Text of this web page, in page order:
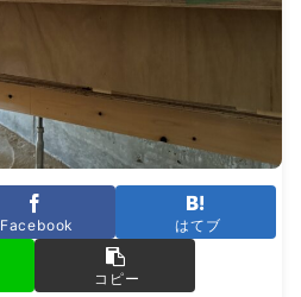
Facebook はてブ
コピー